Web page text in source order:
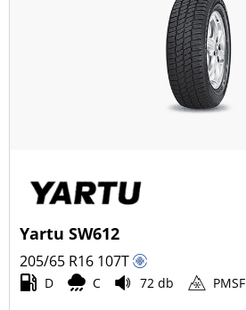
Yartu SW612
205/65 R16 107T
D C 72 db PMSF